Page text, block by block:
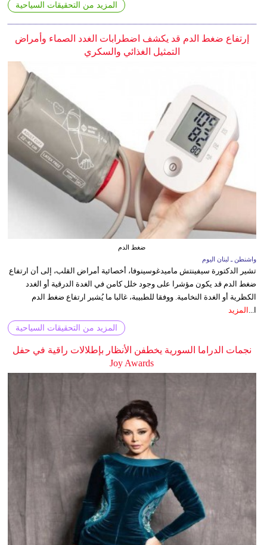
المزيد من التحقيقات السياحية
إرتفاع ضغط الدم قد يكشف اضطرابات الغدد الصماء وأمراض
التمثيل الغذائي والسكري
ضغط الدم
واشنطن ـ لبنان اليوم
تشير الدكتورة سيفينتش ماميدغوسينوفا، أخصائية أمراض القلب، إلى أن ارتفاع
ضغط الدم قد يكون مؤشرا على وجود خلل كامن في الغدة الدرقية أو الغدد
الكظرية أو الغدة النخامية. ووفقا للطبيبة، غالبا ما يُشير ارتفاع ضغط الدم
ا... المزيد
المزيد من التحقيقات السياحية
نجمات الدراما السورية يخطفن الأنظار بإطلالات راقية في حفل
Joy Awards